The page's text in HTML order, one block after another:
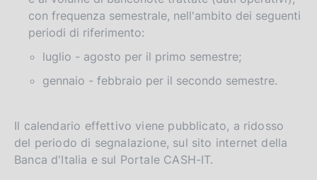
con frequenza semestrale, nell'ambito dei seguenti
periodi di riferimento:
luglio - agosto per il primo semestre;
gennaio - febbraio per il secondo semestre.
Il calendario effettivo viene pubblicato, a ridosso
del periodo di segnalazione, sul sito internet della
Banca d'Italia e sul Portale CASH-IT.